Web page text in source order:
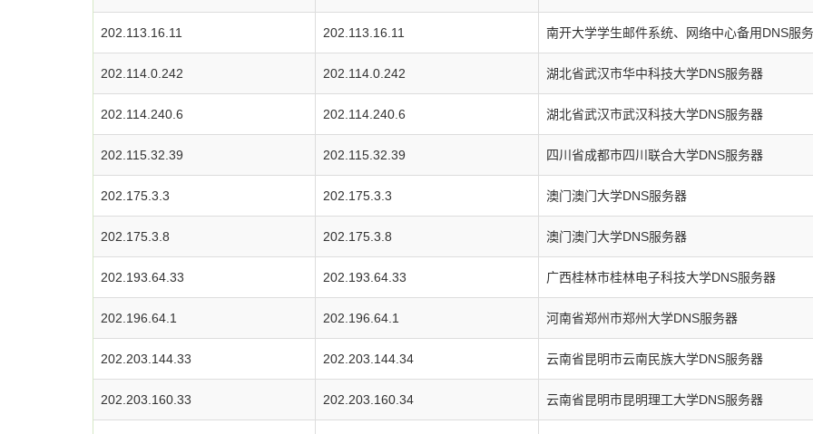
202.113.16.11 202.113.16.11 南开大学学生邮件系统、网络中心备用DNS服
202.114.0.242 202.114.0.242 湖北省武汉市华中科技大学DNS服务器
202.114.240.6 202.114.240.6 湖北省武汉市武汉科技大学DNS服务器
202.115.32.39 202.115.32.39 四川省成都市四川联合大学DNS服务器
202.175.3.3 202.175.3.3 澳门澳门大学DNS服务器
202.175.3.8 202.175.3.8 澳门澳门大学DNS服务器
202.193.64.33 202.193.64.33 广西桂林市桂林电子科技大学DNS服务器
202.196.64.1 202.196.64.1 河南省郑州市郑州大学DNS服务器
202.203.144.33 202.203.144.34 云南省昆明市云南民族大学DNS服务器
202.203.160.33 202.203.160.34 云南省昆明市昆明理工大学DNS服务器